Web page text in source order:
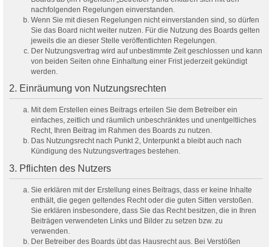
nachfolgenden Regelungen einverstanden.
Wenn Sie mit diesen Regelungen nicht einverstanden sind, so dürfen
Sie das Board nicht weiter nutzen. Für die Nutzung des Boards gelten
jeweils die an dieser Stelle veröffentlichten Regelungen.
Der Nutzungsvertrag wird auf unbestimmte Zeit geschlossen und kann
von beiden Seiten ohne Einhaltung einer Frist jederzeit gekündigt
werden.
2. Einräumung von Nutzungsrechten
Mit dem Erstellen eines Beitrags erteilen Sie dem Betreiber ein
einfaches, zeitlich und räumlich unbeschränktes und unentgeltliches
Recht, Ihren Beitrag im Rahmen des Boards zu nutzen.
Das Nutzungsrecht nach Punkt 2, Unterpunkt a bleibt auch nach
Kündigung des Nutzungsvertrages bestehen.
3. Pflichten des Nutzers
Sie erklären mit der Erstellung eines Beitrags, dass er keine Inhalte
enthält, die gegen geltendes Recht oder die guten Sitten verstoßen.
Sie erklären insbesondere, dass Sie das Recht besitzen, die in Ihren
Beiträgen verwendeten Links und Bilder zu setzen bzw. zu
verwenden.
Der Betreiber des Boards übt das Hausrecht aus. Bei Verstößen